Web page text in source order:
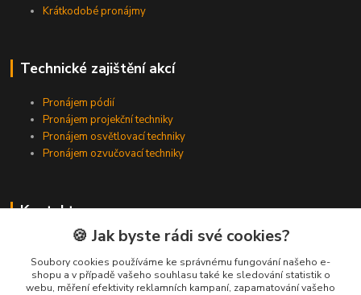
Krátkodobé pronájmy
Technické zajištění akcí
Pronájem pódií
Pronájem projekční techniky
Pronájem osvětlovací techniky
Pronájem ozvučovací techniky
Kontakty
Zákaznická podpora
+420 224 318 342
(Po-Pá, 9-16 hod.)
🍪 Jak byste rádi své cookies?
Soubory cookies používáme ke správnému fungování našeho e-
shopu a v případě vašeho souhlasu také ke sledování statistik o
webu, měření efektivity reklamních kampaní, zapamatování vašeho